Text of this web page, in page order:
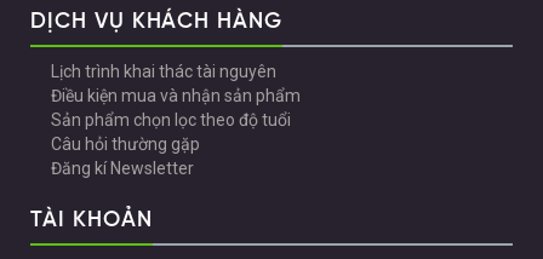
DỊCH VỤ KHÁCH HÀNG
Lịch trình khai thác tài nguyên
Điều kiện mua và nhận sản phẩm
Sản phẩm chọn lọc theo độ tuổi
Câu hỏi thường gặp
Đăng kí Newsletter
TÀI KHOẢN